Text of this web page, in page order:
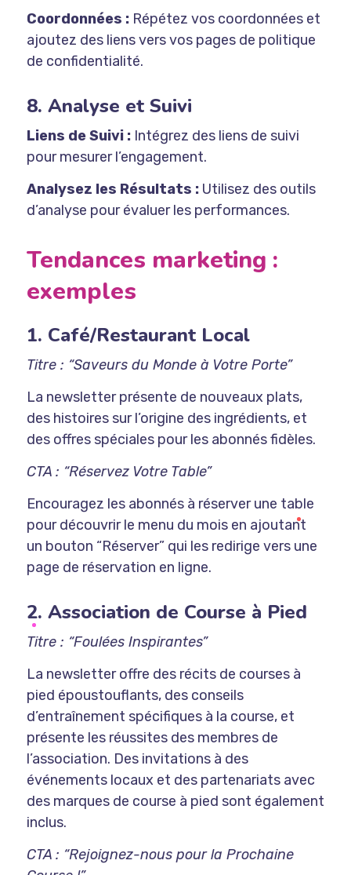
Coordonnées :Répétez vos coordonnées et
ajoutez des liens vers vos pages de politique
de confidentialité.
8. Analyse et Suivi
Liens de Suivi :Intégrez des liens de suivi
pour mesurer l’engagement.
Analysez les Résultats :Utilisez des outils
d’analyse pour évaluer les performances.
Tendances marketing :
exemples
1. Café/Restaurant Local
Titre : “Saveurs du Monde à Votre Porte”
La newsletter présente de nouveaux plats,
des histoires sur l’origine des ingrédients, et
des offres spéciales pour les abonnés fidèles.
CTA : “Réservez Votre Table”
Encouragez les abonnés à réserver une table
pour découvrir le menu du mois en ajoutant
un bouton “Réserver” qui les redirige vers une
page de réservation en ligne.
2. Association de Course à Pied
Titre : “Foulées Inspirantes”
La newsletter offre des récits de courses à
pied époustouflants, des conseils
d’entraînement spécifiques à la course, et
présente les réussites des membres de
l’association. Des invitations à des
événements locaux et des partenariats avec
des marques de course à pied sont également
inclus.
CTA : “Rejoignez-nous pour la Prochaine